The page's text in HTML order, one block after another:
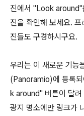
진에서 "Look around"
진을 확인해 보세요. 프
진들도 구경하시구요.
우리는 이 새로운 기능
(Panoramio)에 등록
k around" 버튼이 달려
광지 명소에만 링크가